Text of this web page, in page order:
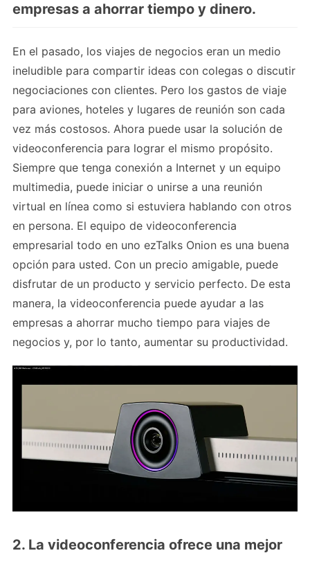
empresas a ahorrar tiempo y dinero.
En el pasado, los viajes de negocios eran un medio
ineludible para compartir ideas con colegas o discutir
negociaciones con clientes. Pero los gastos de viaje
para aviones, hoteles y lugares de reunión son cada
vez más costosos. Ahora puede usar la solución de
videoconferencia para lograr el mismo propósito.
Siempre que tenga conexión a Internet y un equipo
multimedia, puede iniciar o unirse a una reunión
virtual en línea como si estuviera hablando con otros
en persona. El equipo de videoconferencia
empresarial todo en uno ezTalks Onion es una buena
opción para usted. Con un precio amigable, puede
disfrutar de un producto y servicio perfecto. De esta
manera, la videoconferencia puede ayudar a las
empresas a ahorrar mucho tiempo para viajes de
negocios y, por lo tanto, aumentar su productividad.
2. La videoconferencia ofrece una mejor